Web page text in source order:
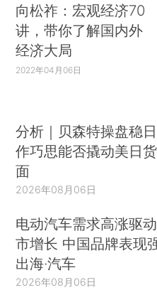
向松祚：宏观经济70
讲，带你了解国内外
经济大局
2022年04月06日
分析｜贝森特操盘稳
作巧思能否撬动美日
面
2026年08月06日
电动汽车需求高涨驱
市增长 中国品牌表现
出海·汽车
2026年08月06日